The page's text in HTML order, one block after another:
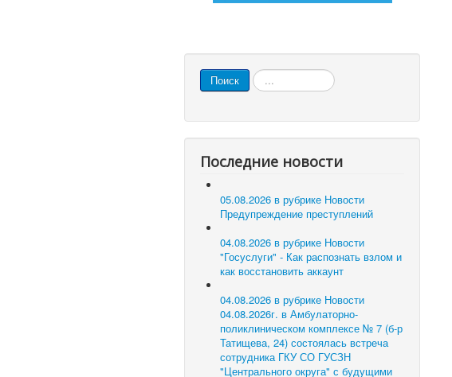
Поиск Искать...
Последние новости
05.08.2026 в рубрике Новости
Предупреждение преступлений
04.08.2026 в рубрике Новости
"Госуслуги" - Как распознать взлом и
как восстановить аккаунт
04.08.2026 в рубрике Новости
04.08.2026г. в Амбулаторно-
поликлиническом комплексе № 7 (б-р
Татищева, 24) состоялась встреча
сотрудника ГКУ СО ГУСЗН
"Центрального округа" с будущими